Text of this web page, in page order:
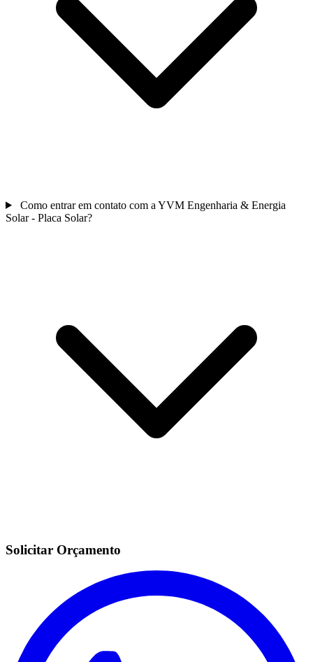
Como entrar em contato com a YVM Engenharia & Energia
Solar - Placa Solar?
Solicitar Orçamento